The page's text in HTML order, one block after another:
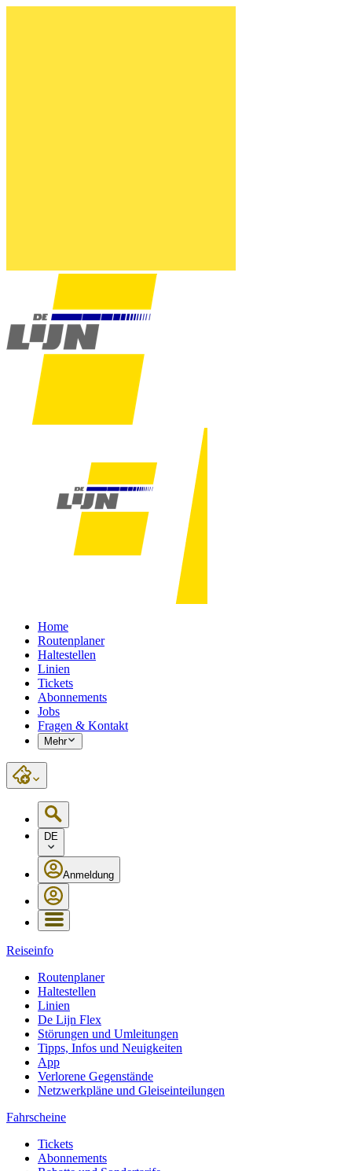
Home
Routenplaner
Haltestellen
Linien
Tickets
Abonnements
Jobs
Fragen & Kontakt
Mehr
DE
Anmeldung
Reiseinfo
Routenplaner
Haltestellen
Linien
De Lijn Flex
Störungen und Umleitungen
Tipps, Infos und Neuigkeiten
App
Verlorene Gegenstände
Netzwerkpläne und Gleiseinteilungen
Fahrscheine
Tickets
Abonnements